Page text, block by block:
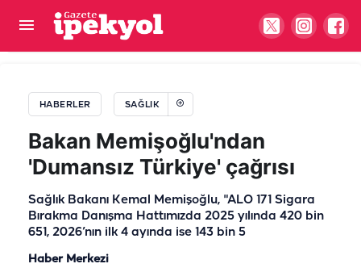
HABERLER SAĞLIK
Bakan Memişoğlu'ndan
'Dumansız Türkiye' çağrısı
Sağlık Bakanı Kemal Memişoğlu, "ALO 171 Sigara
Bırakma Danışma Hattımızda 2025 yılında 420 bin
651, 2026’nın ilk 4 ayında ise 143 bin 5
Haber Merkezi
Artık Şanlıurfa’dan başka illere gitmeye gerek